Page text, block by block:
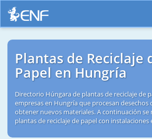
Plantas de Reciclaje
Papel en Hungría
Directorio Húngara de plantas de reciclaje de
empresas en Hungría que procesan desechos
obtener nuevos materiales. A continuación se
plantas de reciclaje de papel con instalaciones